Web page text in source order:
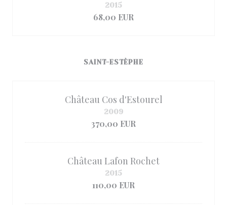
68,00 EUR
2015
SAINT-ESTÈPHE
Château Cos d'Estourel
370,00 EUR
2009
Château Lafon Rochet
110,00 EUR
2015